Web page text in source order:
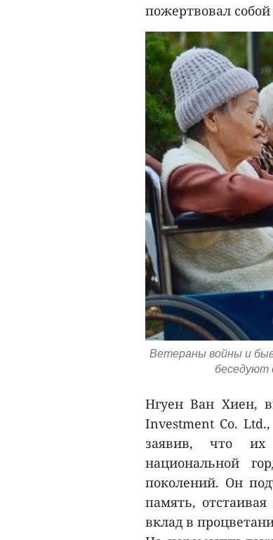
пожертвовал
Ветераны войны и
беседуют
Нгуен Ван Хиен,
Investment Co.
заявив, что их
национальной
поколений. Он
память,
вклад в